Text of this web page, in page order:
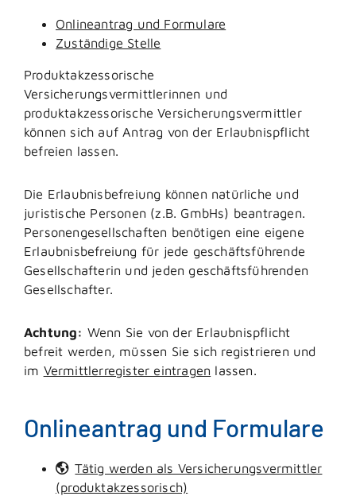
Onlineantrag und Formulare
Zuständige Stelle
Produktakzessorische
Versicherungsvermittlerinnen und
produktakzessorische Versicherungsvermittler
können sich auf Antrag von der Erlaubnispflicht
befreien lassen.
Die Erlaubnisbefreiung können natürliche und
juristische Personen (z.B. GmbHs) beantragen.
Personengesellschaften benötigen eine eigene
Erlaubnisbefreiung für jede geschäftsführende
Gesellschafterin und jeden geschäftsführenden
Gesellschafter.
Achtung: Wenn Sie von der Erlaubnispflicht
befreit werden, müssen Sie sich registrieren und
im Vermittlerregister eintragen lassen.
Onlineantrag und Formulare
Tätig werden als Versicherungsvermittler
(produktakzessorisch)